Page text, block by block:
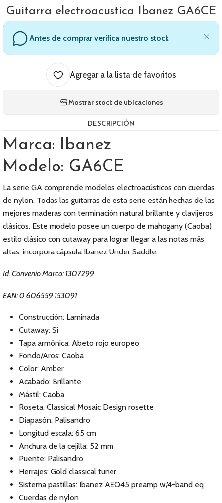
Guitarra electroacustica Ibanez GA6CE
Antes de comprar verifica nuestro stock
Agregar a la lista de favoritos
Mostrar stock de ubicaciones
DESCRIPCIÓN
Marca: Ibanez
Modelo: GA6CE
La serie GA comprende modelos electroacústicos con cuerdas
de nylon. Todas las guitarras de esta serie están hechas de las
mejores maderas con terminación natural brillante y clavijeros
clásicos. Este modelo posee un cuerpo de mahogany (Caoba)
estilo clásico con cutaway para lograr llegar a las notas más
altas, incorpora cápsula Ibanez Under Saddle.
Id. Convenio Marco: 1307299
EAN: 0 606559 153091
Construcción: Laminada
Cutaway: Sí
Tapa armónica: Abeto rojo europeo
Fondo/Aros: Caoba
Color: Amber
Acabado: Brillante
Mástil: Caoba
Roseta: Classical Mosaic Design rosette
Diapasón: Palisandro
Longitud escala: 65 cm
Anchura de la cejilla: 52 mm
Puente: Palisandro
Herrajes: Gold classical tuner
Sistema pastillas: Ibanez AEQ45 preamp w/4-band eq
Cuerdas de nylon